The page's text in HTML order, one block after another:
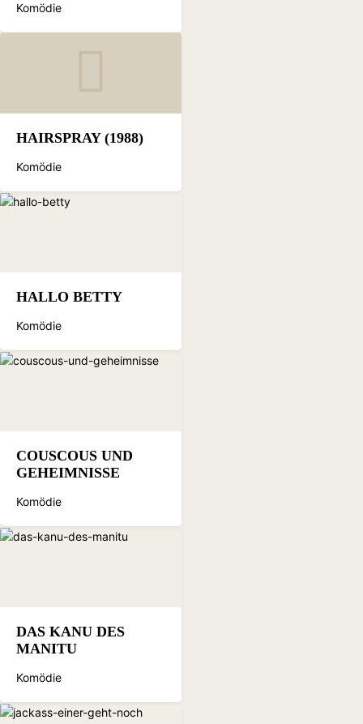
Komödie
HAIRSPRAY (1988)
Komödie
HALLO BETTY
Komödie
COUSCOUS UND
GEHEIMNISSE
Komödie
DAS KANU DES
MANITU
Komödie